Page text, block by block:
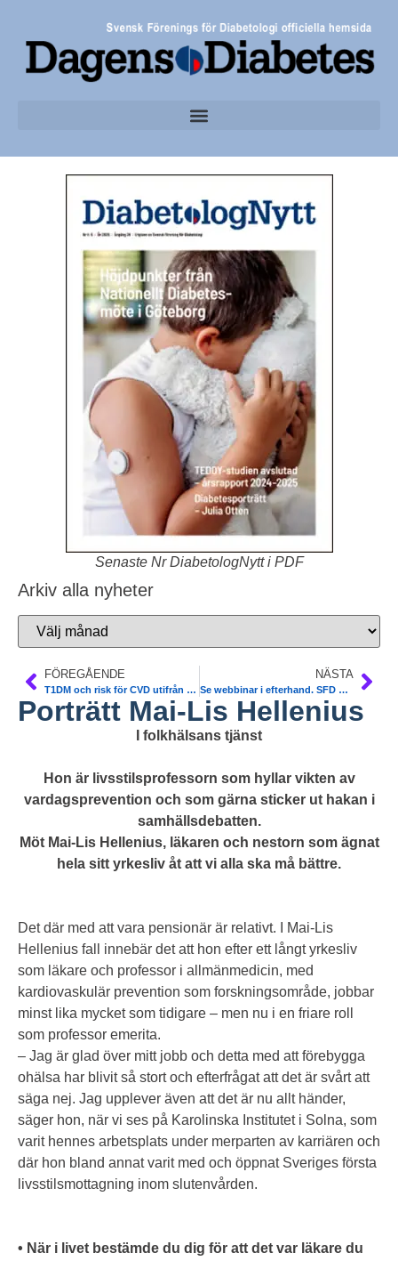
Senaste Nr DiabetologNytt i PDF
Arkiv alla nyheter
FÖREGÅENDE
T1DM och risk för CVD utifrån debutålder. Karolinska. NDR. Sofia Carlsson et al. European Heart Journal
NÄSTA
Se webbinar i efterhand. SFD och Sv Läkaresällskapet. Youtube
Porträtt Mai-Lis Hellenius
I folkhälsans tjänst
Hon är livsstilsprofessorn som hyllar vikten av
vardagsprevention och som gärna sticker ut hakan i
samhällsdebatten.
Möt Mai-Lis Hellenius, läkaren och nestorn som ägnat
hela sitt yrkesliv åt att vi alla ska må bättre.
Det där med att vara pensionär är relativt. I Mai-Lis
Hellenius fall innebär det att hon efter ett långt yrkesliv
som läkare och professor i allmänmedicin, med
kardiovaskulär prevention som forskningsområde, jobbar
minst lika mycket som tidigare – men nu i en friare roll
som professor emerita.
– Jag är glad över mitt jobb och detta med att förebygga
ohälsa har blivit så stort och efterfrågat att det är svårt att
säga nej. Jag upplever även att det är nu allt händer,
säger hon, när vi ses på Karolinska Institutet i Solna, som
varit hennes arbetsplats under merparten av karriären och
där hon bland annat varit med och öppnat Sveriges första
livsstilsmottagning inom slutenvården.
• När i livet bestämde du dig för att det var läkare du